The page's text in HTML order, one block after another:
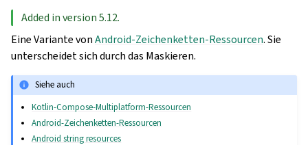
Added in version 5.12.
Eine Variante vonAndroid-Zeichenketten-Ressourcen. Sie
unterscheidet sich durch das Maskieren.
Siehe auch
Kotlin-Compose-Multiplatform-Ressourcen
Android-Zeichenketten-Ressourcen
Android string resources